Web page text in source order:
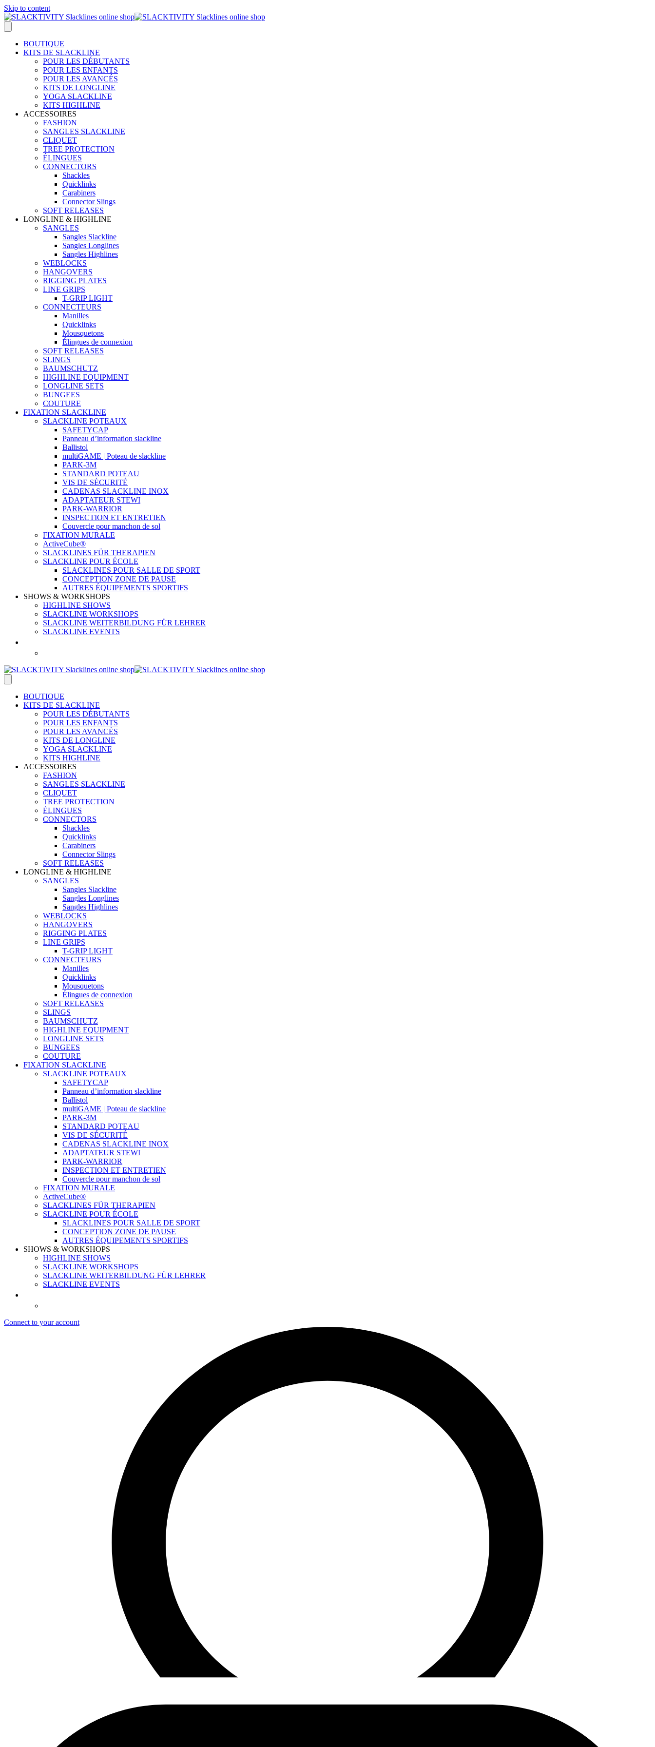
Skip to content
BOUTIQUE
KITS DE SLACKLINE
POUR LES DÉBUTANTS
POUR LES ENFANTS
POUR LES AVANCÉS
KITS DE LONGLINE
YOGA SLACKLINE
KITS HIGHLINE
ACCESSOIRES
FASHION
SANGLES SLACKLINE
CLIQUET
TREE PROTECTION
ÉLINGUES
CONNECTORS
Shackles
Quicklinks
Carabiners
Connector Slings
SOFT RELEASES
LONGLINE & HIGHLINE
SANGLES
Sangles Slackline
Sangles Longlines
Sangles Highlines
WEBLOCKS
HANGOVERS
RIGGING PLATES
LINE GRIPS
T-GRIP LIGHT
CONNECTEURS
Manilles
Quicklinks
Mousquetons
Élingues de connexion
SOFT RELEASES
SLINGS
BAUMSCHUTZ
HIGHLINE EQUIPMENT
LONGLINE SETS
BUNGEES
COUTURE
FIXATION SLACKLINE
SLACKLINE POTEAUX
SAFETYCAP
Panneau d’information slackline
Ballistol
multiGAME | Poteau de slackline
PARK-3M
STANDARD POTEAU
VIS DE SÉCURITÉ
CADENAS SLACKLINE INOX
ADAPTATEUR STEWI
PARK-WARRIOR
INSPECTION ET ENTRETIEN
Couvercle pour manchon de sol
FIXATION MURALE
ActiveCube®
SLACKLINES FÜR THERAPIEN
SLACKLINE POUR ÉCOLE
SLACKLINES POUR SALLE DE SPORT
CONCEPTION ZONE DE PAUSE
AUTRES ÉQUIPEMENTS SPORTIFS
SHOWS & WORKSHOPS
HIGHLINE SHOWS
SLACKLINE WORKSHOPS
SLACKLINE WEITERBILDUNG FÜR LEHRER
SLACKLINE EVENTS
BOUTIQUE
KITS DE SLACKLINE
POUR LES DÉBUTANTS
POUR LES ENFANTS
POUR LES AVANCÉS
KITS DE LONGLINE
YOGA SLACKLINE
KITS HIGHLINE
ACCESSOIRES
FASHION
SANGLES SLACKLINE
CLIQUET
TREE PROTECTION
ÉLINGUES
CONNECTORS
Shackles
Quicklinks
Carabiners
Connector Slings
SOFT RELEASES
LONGLINE & HIGHLINE
SANGLES
Sangles Slackline
Sangles Longlines
Sangles Highlines
WEBLOCKS
HANGOVERS
RIGGING PLATES
LINE GRIPS
T-GRIP LIGHT
CONNECTEURS
Manilles
Quicklinks
Mousquetons
Élingues de connexion
SOFT RELEASES
SLINGS
BAUMSCHUTZ
HIGHLINE EQUIPMENT
LONGLINE SETS
BUNGEES
COUTURE
FIXATION SLACKLINE
SLACKLINE POTEAUX
SAFETYCAP
Panneau d’information slackline
Ballistol
multiGAME | Poteau de slackline
PARK-3M
STANDARD POTEAU
VIS DE SÉCURITÉ
CADENAS SLACKLINE INOX
ADAPTATEUR STEWI
PARK-WARRIOR
INSPECTION ET ENTRETIEN
Couvercle pour manchon de sol
FIXATION MURALE
ActiveCube®
SLACKLINES FÜR THERAPIEN
SLACKLINE POUR ÉCOLE
SLACKLINES POUR SALLE DE SPORT
CONCEPTION ZONE DE PAUSE
AUTRES ÉQUIPEMENTS SPORTIFS
SHOWS & WORKSHOPS
HIGHLINE SHOWS
SLACKLINE WORKSHOPS
SLACKLINE WEITERBILDUNG FÜR LEHRER
SLACKLINE EVENTS
Connect to your account